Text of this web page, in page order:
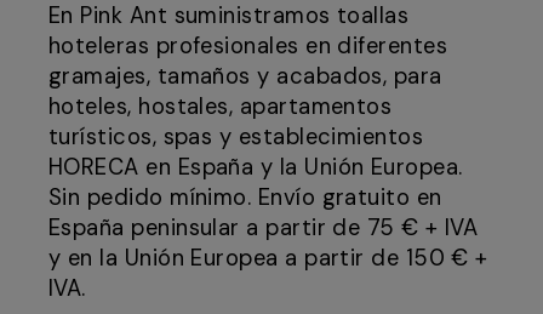
En Pink Ant suministramos toallas
hoteleras profesionales en diferentes
gramajes, tamaños y acabados, para
hoteles, hostales, apartamentos
turísticos, spas y establecimientos
HORECA en España y la Unión Europea.
Sin pedido mínimo. Envío gratuito en
España peninsular a partir de 75 € + IVA
y en la Unión Europea a partir de 150 € +
IVA.